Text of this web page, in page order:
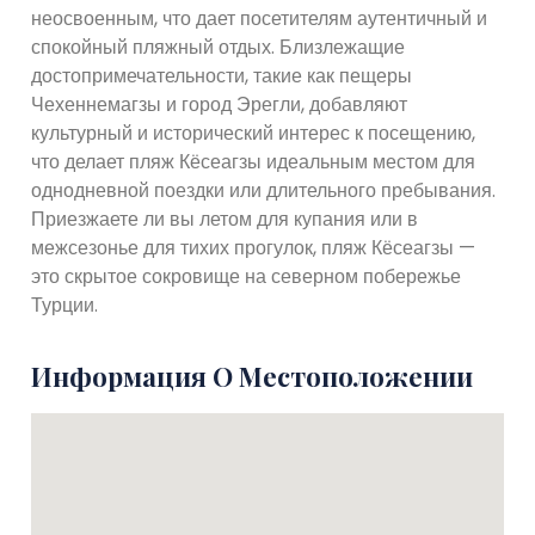
неосвоенным, что дает посетителям аутентичный и
спокойный пляжный отдых. Близлежащие
достопримечательности, такие как пещеры
Чехеннемагзы и город Эрегли, добавляют
культурный и исторический интерес к посещению,
что делает пляж Кёсеагзы идеальным местом для
однодневной поездки или длительного пребывания.
Приезжаете ли вы летом для купания или в
межсезонье для тихих прогулок, пляж Кёсеагзы —
это скрытое сокровище на северном побережье
Турции.
Информация О Местоположении